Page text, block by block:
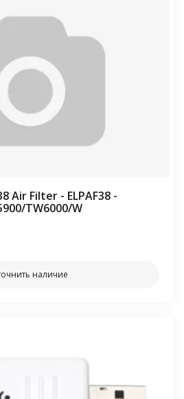
Air Filter - ELPAF38 -
TW6000/W
наличие